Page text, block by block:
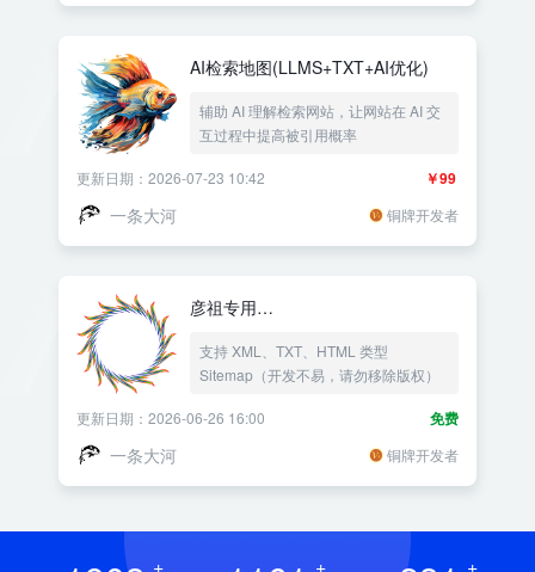
AI检索地图(LLMS+TXT+AI优化)
辅助 AI 理解检索网站，让网站在 AI 交
互过程中提高被引用概率
￥99
更新日期：2026-07-23 10:42
一条大河 铜牌开发者
彦祖专用
支持 XML、TXT、HTML 类型
Sitemap（开发不易，请勿移除版权）
免费
更新日期：2026-06-26 16:00
一条大河 铜牌开发者
+ + +